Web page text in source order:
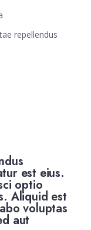
repellendus
est eius.
optio
Aliquid est
voluptas
aut